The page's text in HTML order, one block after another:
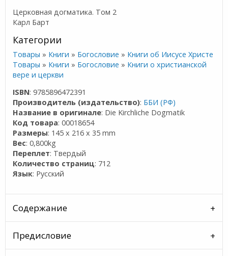
Церковная догматика. Том 2
Карл Барт
Категории
Товары » Книги » Богословие » Книги об Иисусе Христе
Товары » Книги » Богословие » Книги о христианской
вере и церкви
ISBN: 9785896472391
Производитель (издательство): ББИ (РФ)
Название в оригинале: Die Kirchliche Dogmatik
Код товара: 00018654
Размеры: 145 x 216 x 35 mm
Вес: 0,800kg
Переплет: Твердый
Количество страниц: 712
Язык: Русский
Содержание
Предисловие